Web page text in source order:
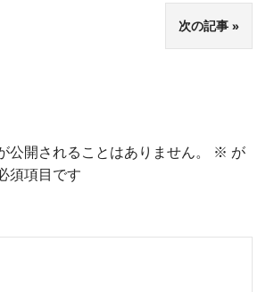
次の記事
公開されることはありません。 ※ が
須項目です